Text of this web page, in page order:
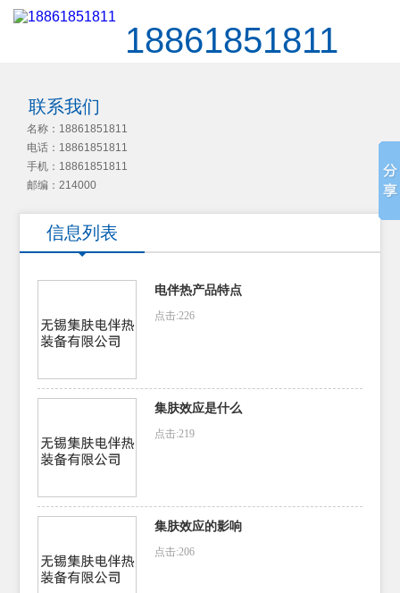
18861851811
联系我们
名称：18861851811
电话：18861851811
手机：18861851811
邮编：214000
信息列表
电伴热产品特点
点击:226
集肤效应是什么
点击:219
集肤效应的影响
点击:206